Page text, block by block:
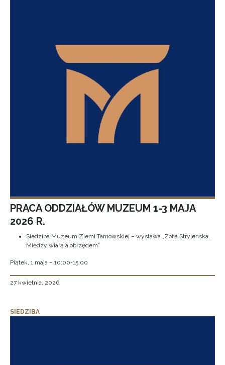
PRACA ODDZIAŁÓW MUZEUM 1-3 MAJA
2026 R.
Siedziba Muzeum Ziemi Tarnowskiej – wystawa „Zofia Stryjeńska.
Między wiarą a obrzędem”
Piątek, 1 maja – 10:00-15:00
27 kwietnia, 2026
SIEDZIBA